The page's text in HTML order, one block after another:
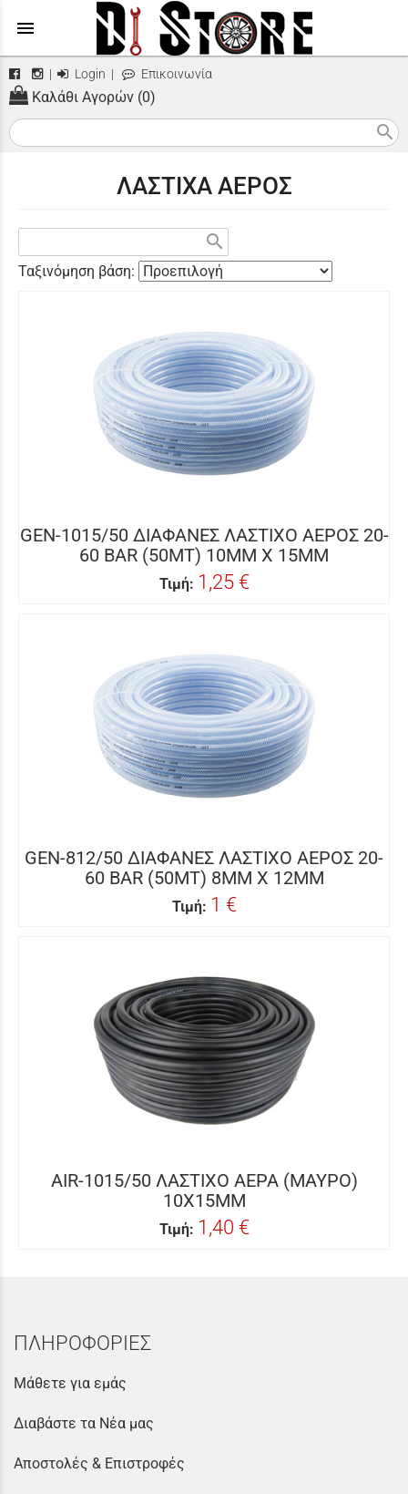
menu
| Login | Επικοινωνία
Καλάθι Αγορών (0)
search
ΛΑΣΤΙΧΑ ΑΕΡΟΣ
search
Ταξινόμηση βάση:
GEN-1015/50 ΔΙΑΦΑΝΕΣ ΛΑΣΤΙΧΟ ΑΕΡΟΣ 20-
60 BAR (50MT) 10MM X 15MM
Τιμή: 1,25 €
GEN-812/50 ΔΙΑΦΑΝΕΣ ΛΑΣΤΙΧΟ ΑΕΡΟΣ 20-
60 BAR (50MT) 8MM X 12MM
Τιμή: 1 €
AIR-1015/50 ΛΑΣΤΙΧΟ ΑΕΡΑ (ΜΑΥΡΟ)
10Χ15MM
Τιμή: 1,40 €
ΠΛΗΡΟΦΟΡΙΕΣ
Μάθετε για εμάς
Διαβάστε τα Νέα μας
Αποστολές & Επιστροφές